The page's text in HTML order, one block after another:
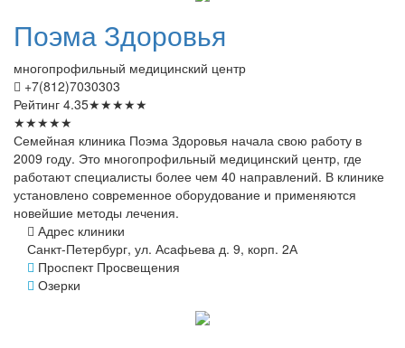
Поэма Здоровья
многопрофильный медицинский центр
+7(812)7030303
Рейтинг 4.35★★★★★
★★★★★
Семейная клиника Поэма Здоровья начала свою работу в
2009 году. Это многопрофильный медицинский центр, где
работают специалисты более чем 40 направлений. В клинике
установлено современное оборудование и применяются
новейшие методы лечения.
Адрес клиники
Санкт-Петербург, ул. Асафьева д. 9, корп. 2А
Проспект Просвещения
Озерки